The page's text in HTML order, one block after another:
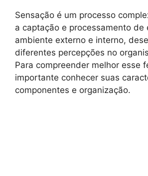
Sensação é um processo
a captação e processamento de
ambiente externo e interno,
diferentes percepções no
Para compreender melhor esse
importante conhecer suas
componentes e organização.